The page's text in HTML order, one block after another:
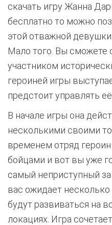
скачать игру Жанна
бесплатно то можно
этой отважной
Мало того. Вы сможете
участником
героиней игры
предстоит управлять
В начале игры она
несколькими своими
временем отряд
бойцами и вот вы уже
самый неприступный
вас ожидает
будут развиваться на
локациях. Игра